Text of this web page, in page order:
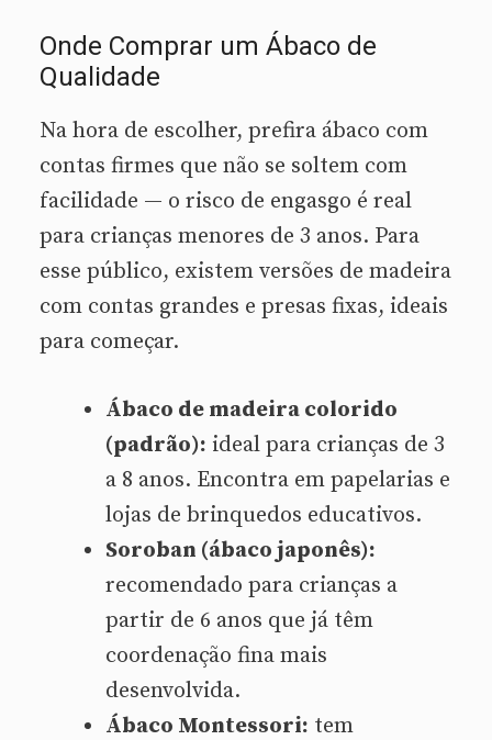
Onde Comprar um Ábaco de
Qualidade
Na hora de escolher, prefira ábaco com
contas firmes que não se soltem com
facilidade — o risco de engasgo é real
para crianças menores de 3 anos. Para
esse público, existem versões de madeira
com contas grandes e presas fixas, ideais
para começar.
Ábaco de madeira colorido
(padrão): ideal para crianças de 3
a 8 anos. Encontra em papelarias e
lojas de brinquedos educativos.
Soroban (ábaco japonês):
recomendado para crianças a
partir de 6 anos que já têm
coordenação fina mais
desenvolvida.
Ábaco Montessori: tem